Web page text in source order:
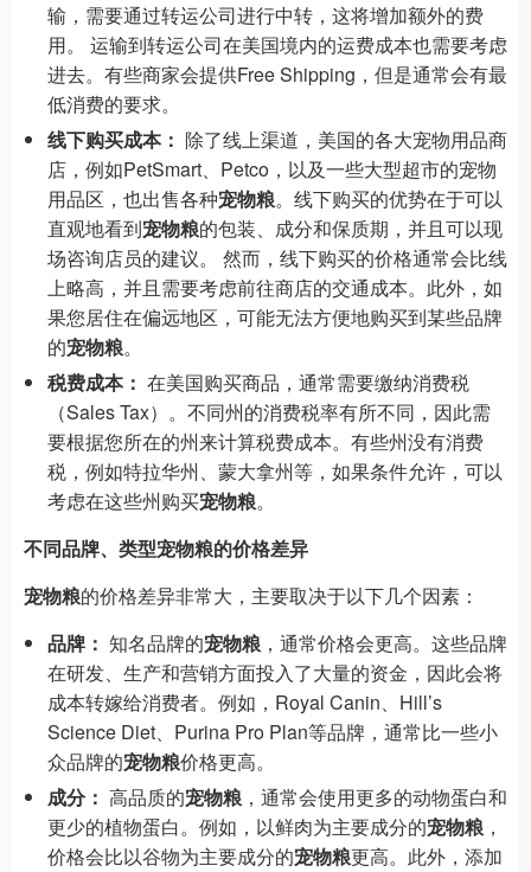
输，需要通过转运公司进行中转，这将增加额外的费
用。 运输到转运公司在美国境内的运费成本也需要考虑
进去。有些商家会提供Free Shipping，但是通常会有最
低消费的要求。
线下购买成本： 除了线上渠道，美国的各大宠物用品商
店，例如PetSmart、Petco，以及一些大型超市的宠物
用品区，也出售各种宠物粮。线下购买的优势在于可以
直观地看到宠物粮的包装、成分和保质期，并且可以现
场咨询店员的建议。 然而，线下购买的价格通常会比线
上略高，并且需要考虑前往商店的交通成本。此外，如
果您居住在偏远地区，可能无法方便地购买到某些品牌
的宠物粮。
税费成本： 在美国购买商品，通常需要缴纳消费税
（Sales Tax）。不同州的消费税率有所不同，因此需
要根据您所在的州来计算税费成本。有些州没有消费
税，例如特拉华州、蒙大拿州等，如果条件允许，可以
考虑在这些州购买宠物粮。
不同品牌、类型宠物粮的价格差异
宠物粮的价格差异非常大，主要取决于以下几个因素：
品牌： 知名品牌的宠物粮 ，通常价格会更高。这些品牌
在研发、生产和营销方面投入了大量的资金，因此会将
成本转嫁给消费者。例如，Royal Canin、Hill’s
Science Diet、Purina Pro Plan等品牌，通常比一些小
众品牌的宠物粮价格更高。
成分： 高品质的宠物粮 ，通常会使用更多的动物蛋白和
更少的植物蛋白。例如，以鲜肉为主要成分的宠物粮 ，
价格会比以谷物为主要成分的宠物粮更高。此外，添加